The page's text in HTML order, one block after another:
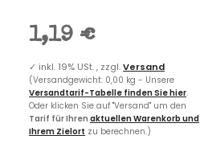
1,19 €
✓ inkl. 19% USt. , zzgl.Versand
(Versandgewicht: 0,00 kg - Unsere
Versandtarif-Tabelle finden Sie hier.
Oder klicken Sie auf "Versand" um den
Tarif für Ihren aktuellen Warenkorb und
Ihrem Zielort zu berechnen.)